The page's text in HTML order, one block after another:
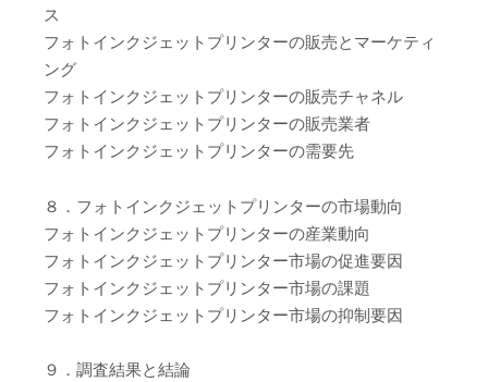
ス
フォトインクジェットプリンターの販売とマーケティ
ング
フォトインクジェットプリンターの販売チャネル
フォトインクジェットプリンターの販売業者
フォトインクジェットプリンターの需要先
８．フォトインクジェットプリンターの市場動向
フォトインクジェットプリンターの産業動向
フォトインクジェットプリンター市場の促進要因
フォトインクジェットプリンター市場の課題
フォトインクジェットプリンター市場の抑制要因
９．調査結果と結論